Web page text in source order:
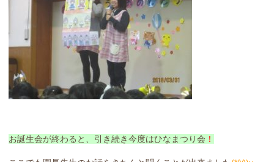
お誕生会が終わると、引き続き今度はひなまつり会 ！